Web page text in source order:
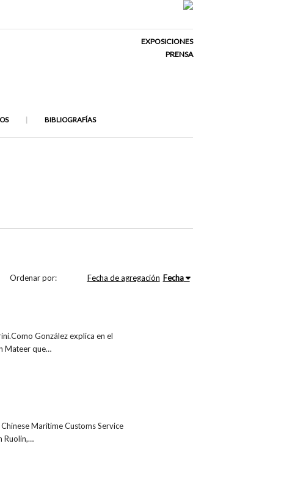
EXPOSICIONES
PRENSA
BIBLIOGRAFÍAS
Ordenar por: Fecha de agregación Fecha
González explica en el
Mateer que…
Maritime Customs Service
Ruolin,…